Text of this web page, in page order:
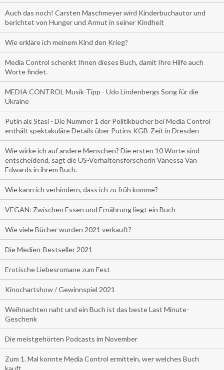
Auch das noch! Carsten Maschmeyer wird Kinderbuchautor und
berichtet von Hunger und Armut in seiner Kindheit
Wie erkläre ich meinem Kind den Krieg?
Media Control schenkt Ihnen dieses Buch, damit Ihre Hilfe auch
Worte findet.
MEDIA CONTROL Musik-Tipp - Udo Lindenbergs Song für die
Ukraine
Putin als Stasi - Die Nummer 1 der Politikbücher bei Media Control
enthält spektakuläre Details über Putins KGB-Zeit in Dresden
Wie wirke ich auf andere Menschen? Die ersten 10 Worte sind
entscheidend, sagt die US-Verhaltensforscherin Vanessa Van
Edwards in ihrem Buch.
Wie kann ich verhindern, dass ich zu früh komme?
VEGAN: Zwischen Essen und Ernährung liegt ein Buch
Wie viele Bücher wurden 2021 verkauft?
Die Medien-Bestseller 2021
Erotische Liebesromane zum Fest
Kinochartshow / Gewinnspiel 2021
Weihnachten naht und ein Buch ist das beste Last Minute-
Geschenk
Die meistgehörten Podcasts im November
Zum 1. Mal konnte Media Control ermitteln, wer welches Buch
kauft